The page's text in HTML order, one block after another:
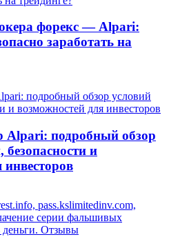
форекс — Alpari:
заработать на
Alpari: подробный обзор
безопасности и